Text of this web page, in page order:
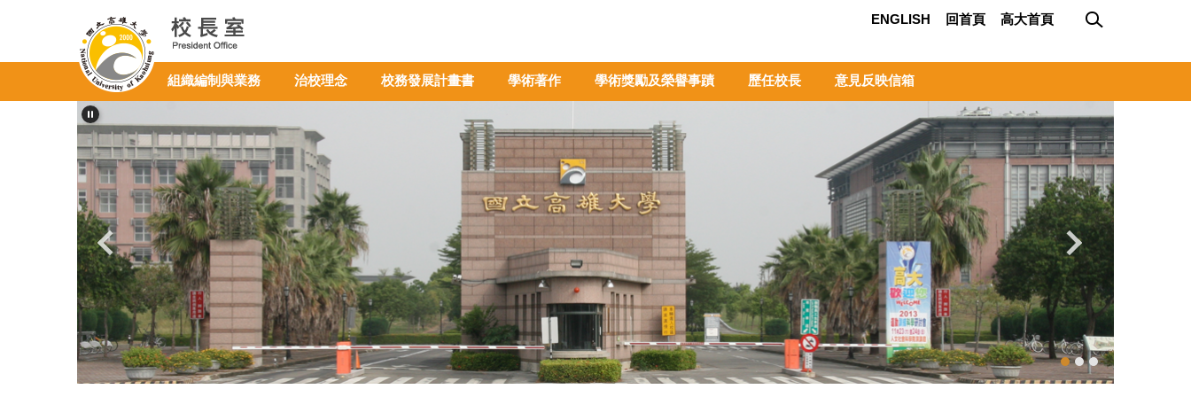
組織編制與業務 治校理念 校務發展計畫書 學術著作 學術獎勵及榮譽事蹟 歷任校長 意見反映信箱
ENGLISH 回首頁 高大首頁